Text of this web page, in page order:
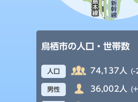
鳥栖市の人口・世帯数
人口 74,137人 (-
男性 36,002人